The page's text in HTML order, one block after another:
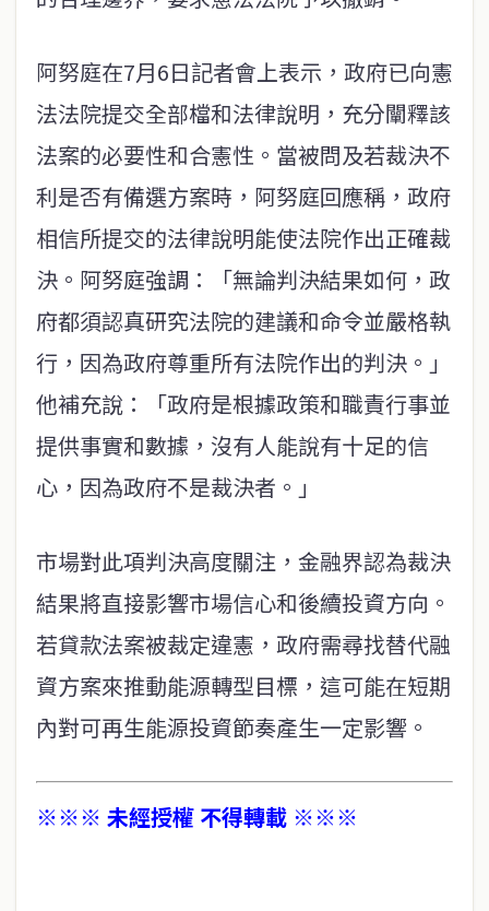
阿努庭在7月6日記者會上表示，政府已向憲
法法院提交全部檔和法律說明，充分闡釋該
法案的必要性和合憲性。當被問及若裁決不
利是否有備選方案時，阿努庭回應稱，政府
相信所提交的法律說明能使法院作出正確裁
決。阿努庭強調：「無論判決結果如何，政
府都須認真研究法院的建議和命令並嚴格執
行，因為政府尊重所有法院作出的判決。」
他補充說：「政府是根據政策和職責行事並
提供事實和數據，沒有人能說有十足的信
心，因為政府不是裁決者。」
市場對此項判決高度關注，金融界認為裁決
結果將直接影響市場信心和後續投資方向。
若貸款法案被裁定違憲，政府需尋找替代融
資方案來推動能源轉型目標，這可能在短期
內對可再生能源投資節奏產生一定影響。
※※※ 未經授權 不得轉載 ※※※